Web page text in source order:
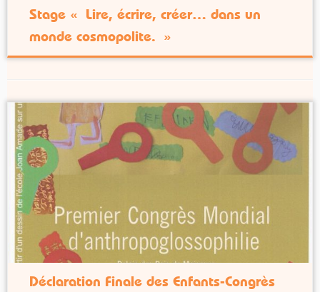
Stage « Lire, écrire, créer… dans un
monde cosmopolite. »
Déclaration Finale des Enfants-Congrès